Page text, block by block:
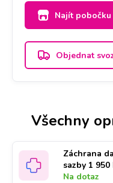
Najít pobočku
Objednat
Všechny
Záchrana
sazby 1 950
Na dotaz